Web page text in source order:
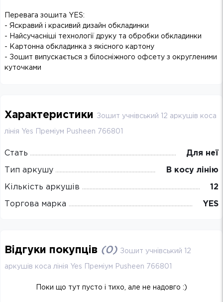
Перевага зошита YES:
- Яскравий і красивий дизайн обкладинки
- Найсучасніші технології друку та обробки обкладинки
- Картонна обкладинка з якісного картону
- Зошит випускається з білосніжного офсету з округленими
куточками
Характеристики Зошит учнівський 12 аркушів коса
лінія Yes Преміум Pusheen 766801
Стать Для неї
Тип аркушу В косу лінію
Кількість аркушів 12
Торгова марка YES
Відгуки покупців (0) Зошит учнівський 12
аркушів коса лінія Yes Преміум Pusheen 766801
Поки що тут пусто і тихо, але не надовго :)